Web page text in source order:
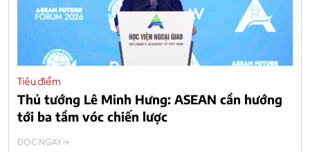
Tiêu điểm
Thủ tướng Lê Minh Hưng: ASEAN cần hướng
tới ba tầm vóc chiến lược
ĐỌC NGAY